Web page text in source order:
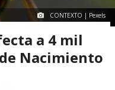
CONTEXTO | Pexels
a 4 mil
Nacimiento